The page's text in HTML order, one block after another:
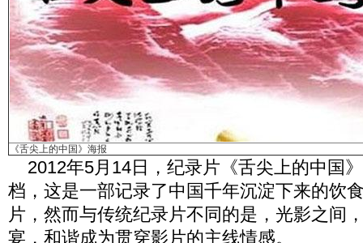
《舌尖上的中国》海报
2012年5月14日，纪录片《舌尖上的中国
档，这是一部记录了中国千年沉淀下来的饮
片，然而与传统纪录片不同的是，光影之间
宴，和谐成为贯穿影片的主线情感。